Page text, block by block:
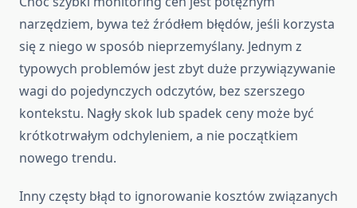
narzędziem, bywa też źródłem błędów, jeśli korzysta
się z niego w sposób nieprzemyślany. Jednym z
typowych problemów jest zbyt duże przywiązywanie
wagi do pojedynczych odczytów, bez szerszego
kontekstu. Nagły skok lub spadek ceny może być
krótkotrwałym odchyleniem, a nie początkiem
nowego trendu.
Inny częsty błąd to ignorowanie kosztów związanych